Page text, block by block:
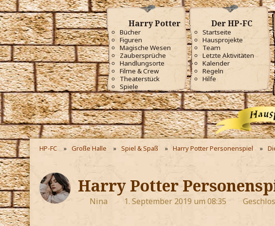
Harry Potter
Bücher
Figuren
Magische Wesen
Zaubersprüche
Handlungsorte
Filme & Crew
Theaterstück
Spiele
Der HP-FC
Startseite
Hausprojekte
Team
Letzte Aktivitäten
Kalender
Regeln
Hilfe
HP-FC Große Halle Spiel & Spaß Harry Potter Personenspiel
Harry Potter
Nina 1. September 2019 um 08:35